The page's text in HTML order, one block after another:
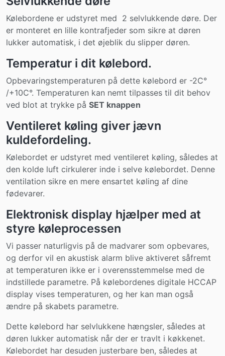
Kølebordene er udstyret med 2 selvlukkende døre. Der
er monteret en lille kontrafjeder som sikre at døren
lukker automatisk, i det øjeblik du slipper døren.
Temperatur i dit kølebord.
Opbevaringstemperaturen på dette kølebord er -2C°
/+10C°. Temperaturen kan nemt tilpasses til dit behov
ved blot at trykke på SET knappen
Ventileret køling giver jævn
kuldefordeling.
Kølebordet er udstyret med ventileret køling, således at
den kolde luft cirkulerer inde i selve kølebordet. Denne
ventilation sikre en mere ensartet køling af dine
fødevarer.
Elektronisk display hjælper med at
styre køleprocessen
Vi passer naturligvis på de madvarer som opbevares,
og derfor vil en akustisk alarm blive aktiveret såfremt
at temperaturen ikke er i overensstemmelse med de
indstillede parametre. På kølebordenes digitale HCCAP
display vises temperaturen, og her kan man også
ændre på skabets parametre.
Dette kølebord har selvlukkene hængsler, således at
døren lukker automatisk når der er travlt i køkkenet.
Kølebordet har desuden justerbare ben, således at